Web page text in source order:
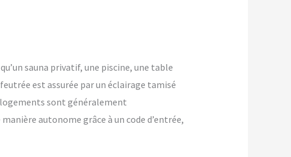
sauna privatif, une piscine, une table
est assurée par un éclairage tamisé
sont généralement
autonome grâce à un code d’entrée,